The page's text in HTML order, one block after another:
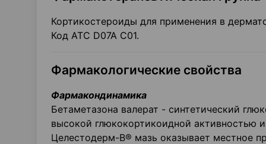
Кортикостероиды для применения в
Код АТС D07A С01.
Фармакологические свойства
Фармакондинамика
Бетаметазона валерат - синтетический
высокой глюкокортикоидной
Целестодерм-В® мазь оказывает местное